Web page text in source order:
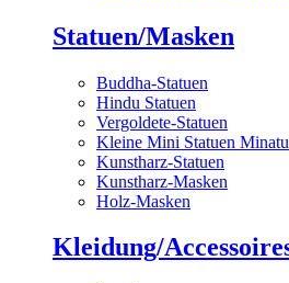
Statuen/Masken
Buddha-Statuen
Hindu Statuen
Vergoldete-Statuen
Kleine Mini Statuen
Kunstharz-Statuen
Kunstharz-Masken
Holz-Masken
Kleidung/